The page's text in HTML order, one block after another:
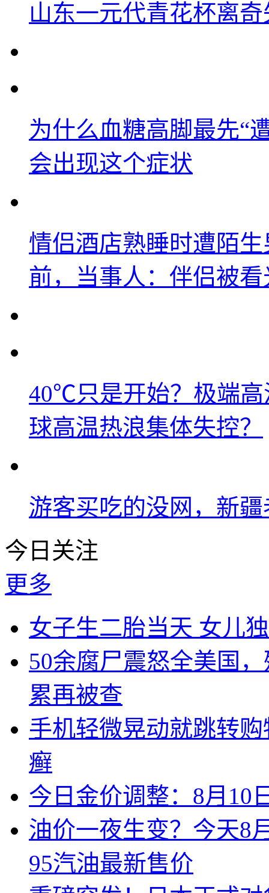
山东一元代青花杯离
为什么血糖高脚最先“
会出现这个症状
情侣酒店熟睡时遭陌
前，当事人：伴侣被看
40℃只是开始？极端
球高温热浪集体失控？
游客买吃的没网，新
今日关注
更多
女子生二胎当天 女儿
50余腐尸震怒全美国
累再被查
手机轻微晃动就跳转
癣
今日金价调整：8月10
油价一夜生变？今天8
95汽油最新售价